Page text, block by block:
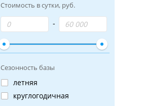
Стоимость в сутки, руб.
Сезонность базы
летняя
круглогодичная